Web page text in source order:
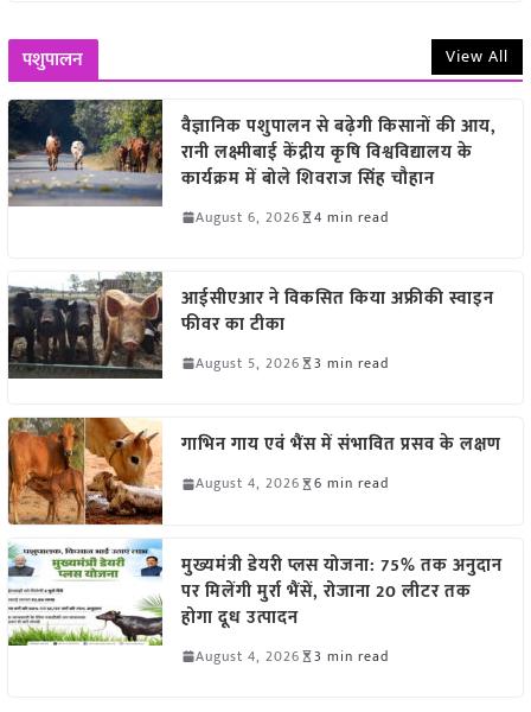
पशुपालन View All
वैज्ञानिक पशुपालन से बढ़ेगी किसानों की आय,
रानी लक्ष्मीबाई केंद्रीय कृषि विश्वविद्यालय के
कार्यक्रम में बोले शिवराज सिंह चौहान
August 6, 2026 4 min read
आईसीएआर ने विकसित किया अफ्रीकी स्वाइन
फीवर का टीका
August 5, 2026 3 min read
गाभिन गाय एवं भैंस में संभावित प्रसव के लक्षण
August 4, 2026 6 min read
मुख्यमंत्री डेयरी प्लस योजना: 75% तक अनुदान
पर मिलेंगी मुर्रा भैंसें, रोजाना 20 लीटर तक
होगा दूध उत्पादन
August 4, 2026 3 min read